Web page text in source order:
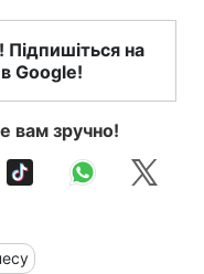
Підпишіться на
Google!
вам зручно!